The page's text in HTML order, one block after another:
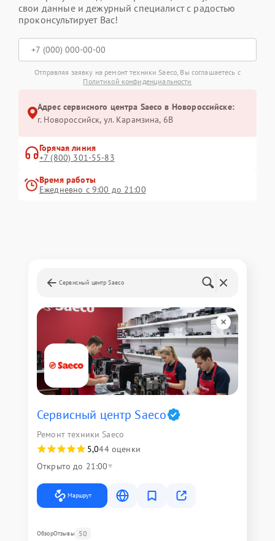
свои данные и дежурный специалист с радостью
проконсультирует Вас!
Отправляя заявку на ремонт техники Saeco, Вы соглашаетесь с
Политикой конфиденциальности
Адрес сервисного центра Saeco в Новороссийске:
г. Новороссийск, ул. Карамзина, 6В
Горячая линия
+7 (800) 301-55-83
Время работы
Ежедневно с 9:00 до 21:00
Сервисный центр Saeco
Сервисный центр Saeco
Ремонт техники Saeco
5,044 оценки
Открыто до 21:00
Маршрут
ОбзорОтзывы 50